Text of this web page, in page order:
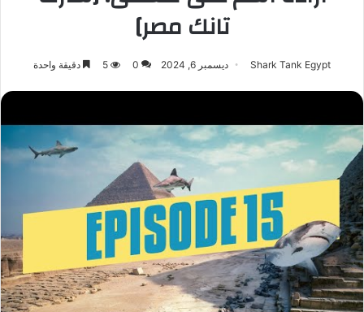
تانك مصر]
Shark Tank Egypt ديسمبر 6, 2024 0
5 دقيقة واحدة